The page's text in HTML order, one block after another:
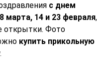
с днем
14 и 23 февраля,
открытки. Фото
купить прикольную